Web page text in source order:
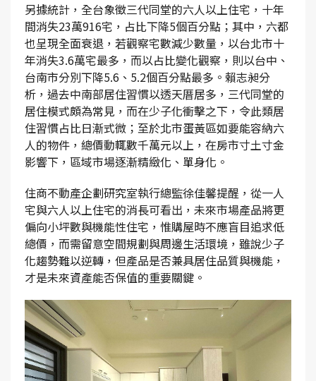
另據統計，全台象徵三代同堂的六人以上住宅，十年
間消失23萬916宅，占比下降5個百分點；其中，六都
也呈現全面衰退，若觀察宅數減少數量，以台北市十
年消失3.6萬宅最多，而以占比變化觀察，則以台中、
台南市分別下降5.6、5.2個百分點最多。賴志昶分
析，過去中南部居住習慣以透天厝居多，三代同堂的
居住模式頗為常見，而在少子化衝擊之下，令此類居
住習慣占比日漸式微；至於北市蛋黃區如要能容納六
人的物件，總價動輒數千萬元以上，在房市寸土寸金
影響下，區域市場逐漸精緻化、單身化。
住商不動產企劃研究室執行總監徐佳馨提醒，從一人
宅與六人以上住宅的消長可看出，未來市場產品將更
偏向小坪數與機能性住宅，惟購屋時不應盲目追求低
總價，而需留意空間規劃與周邊生活環境，雖說少子
化趨勢難以逆轉，但產品是否兼具居住品質與機能，
才是未來資產能否保值的重要關鍵。